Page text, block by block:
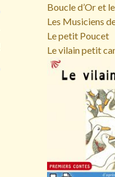
Boucle d’Or et
Les Musiciens
Le petit Poucet
Le vilain petit